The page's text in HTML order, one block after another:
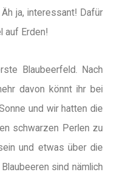
ja, interessant! Dafür
auf Erden!
Blaubeerfeld. Nach
davon könnt ihr bei
und wir hatten die
schwarzen Perlen zu
und etwas über die
sind nämlich